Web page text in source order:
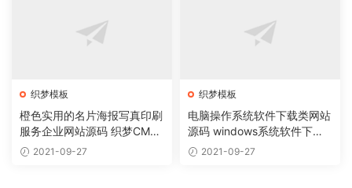
织梦模板
橙色实用的名片海报写真印刷
服务企业网站源码 织梦CMS
模板2021-09-27
织梦模板
电脑操作系统软件下载类网站
源码 windows系统软件下载
网站织梦模板
2021-09-27